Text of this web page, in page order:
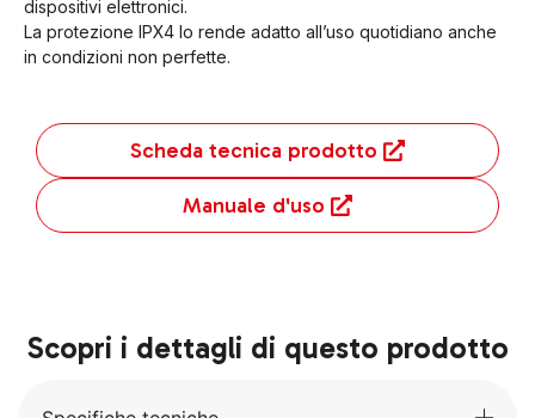
dispositivi elettronici.
La protezione IPX4 lo rende adatto all’uso quotidiano anche
in condizioni non perfette.
Scheda tecnica prodotto
Manuale d'uso
Scopri i dettagli di questo prodotto